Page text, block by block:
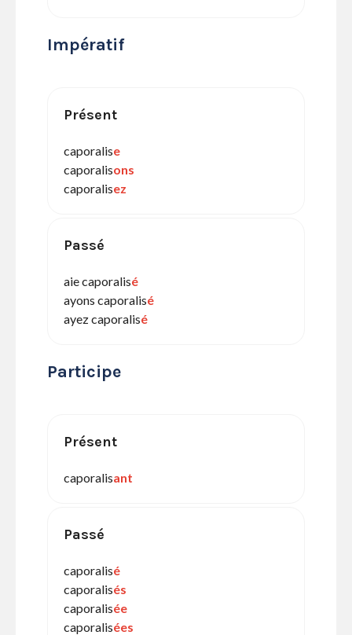
Impératif
Présent
caporalise
caporalisons
caporalisez
Passé
aie caporalisé
ayons caporalisé
ayez caporalisé
Participe
Présent
caporalisant
Passé
caporalisé
caporalisés
caporalisée
caporalisées